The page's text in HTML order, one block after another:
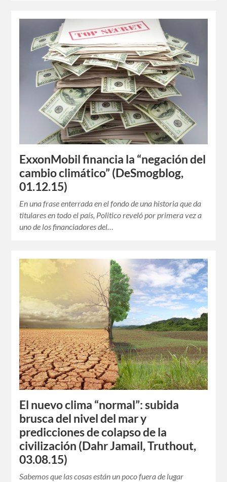
ExxonMobil financia la “negación del
cambio climático” (DeSmogblog,
01.12.15)
En una frase enterrada en el fondo de una historia que da
titulares en todo el país, Politico reveló por primera vez a
uno de los financiadores del…
El nuevo clima “normal”: subida
brusca del nivel del mar y
predicciones de colapso de la
civilización (Dahr Jamail, Truthout,
03.08.15)
Sabemos que las cosas están un poco fuera de lugar